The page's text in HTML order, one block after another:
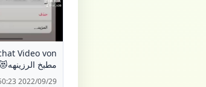
Video von
مطبخ
2022/09/29 22:50:23